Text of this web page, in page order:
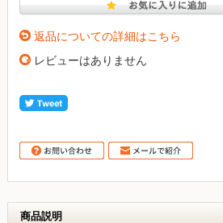
返品についての詳細はこちら
レビューはありません
商品説明